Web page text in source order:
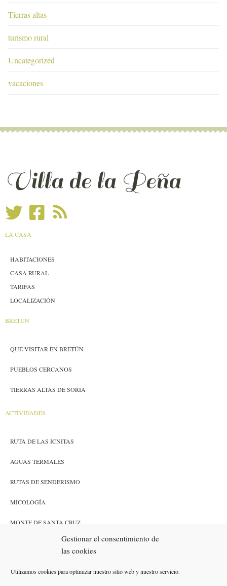
Gestionar el consentimiento de
las cookies
Utilizamos cookies para optimizar nuestro sitio web y nuestro servicio.
Tierras altas
turismo rural
Uncategorized
vacaciones
Villa de la Peña
LA CASA
HABITACIONES
CASA RURAL
TARIFAS
LOCALIZACIÓN
BRETÚN
QUE VISITAR EN BRETÚN
PUEBLOS CERCANOS
TIERRAS ALTAS DE SORIA
ACTIVIDADES
RUTA DE LAS ICNITAS
AGUAS TERMALES
RUTAS DE SENDERISMO
MICOLOGÍA
MONTE DE SANTA CRUZ